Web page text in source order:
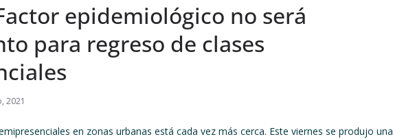
epidemiológico no será
para regreso de clases
2021
en zonas urbanas está cada vez más cerca. Este viernes se produjo una